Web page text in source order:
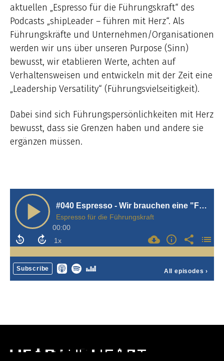
aktuellen „Espresso für die Führungskraft“ des
Podcasts „shipLeader – führen mit Herz“. Als
Führungskräfte und Unternehmen/Organisationen
werden wir uns über unseren Purpose (Sinn)
bewusst, wir etablieren Werte, achten auf
Verhaltensweisen und entwickeln mit der Zeit eine
„Leadership Versatility“ (Führungsvielseitigkeit).
Dabei sind sich Führungspersönlichkeiten mit Herz
bewusst, dass sie Grenzen haben und andere sie
ergänzen müssen.